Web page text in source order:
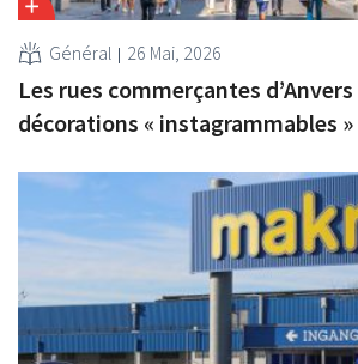
Général 26 Mai, 2026
Les rues commerçantes
décorations « instagrammables »